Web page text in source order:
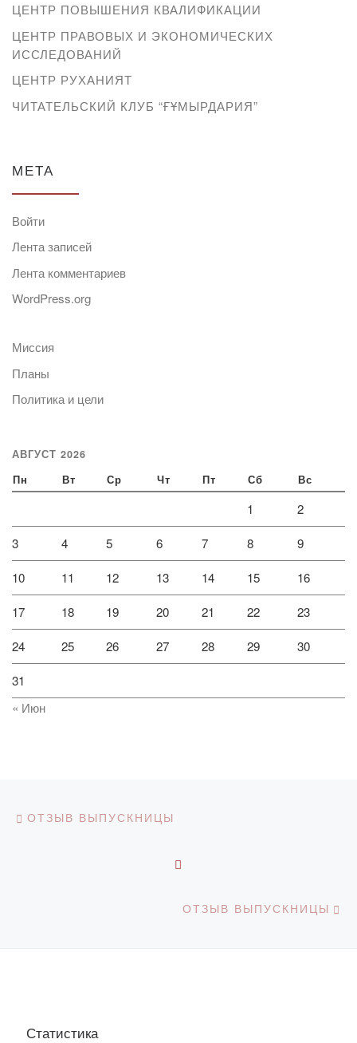
ЦЕНТР ПОВЫШЕНИЯ КВАЛИФИКАЦИИ
ЦЕНТР ПРАВОВЫХ И ЭКОНОМИЧЕСКИХ
ИССЛЕДОВАНИЙ
ЦЕНТР РУХАНИЯТ
ЧИТАТЕЛЬСКИЙ КЛУБ “ҒҰМЫРДАРИЯ”
МЕТА
Войти
Лента записей
Лента комментариев
WordPress.org
Миссия
Планы
Политика и цели
АВГУСТ 2026
Пн Вт Ср Чт Пт Сб Вс
1 2
3 4 5 6 7 8 9
10 11 12 13 14 15 16
17 18 19 20 21 22 23
24 25 26 27 28 29 30
31
« Июн
Навигация по записям
ОТЗЫВ ВЫПУСКНИЦЫ
ОТЗЫВ ВЫПУСКНИЦЫ
Статистика